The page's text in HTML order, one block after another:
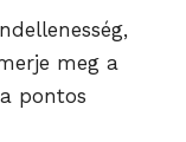
meg a
pontos